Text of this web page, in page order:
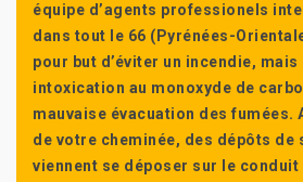
équipe d’agents professionels
dans tout le 66 (Pyrénées-
pour but d’éviter un incendie,
intoxication au monoxyde de
mauvaise évacuation des fumées.
de votre cheminée, des dépôts de
viennent se déposer sur le